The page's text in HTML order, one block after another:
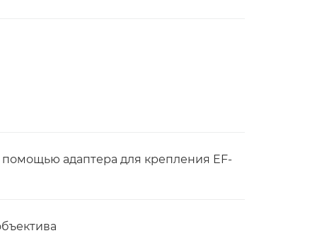
адаптера для крепления EF-